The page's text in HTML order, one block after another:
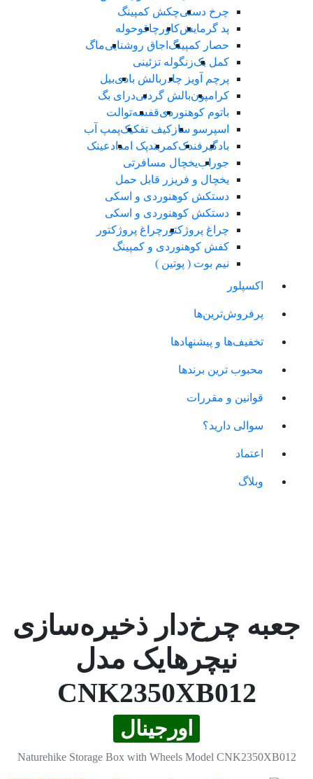
چرخ دستیچکش کمپینگ
پد گرمایشکاور چاقوحوله
حصار کمپینگ اجاق روشناییماگ
کمل بکزنگوله تزئینی
پرچم آویز چادر بالش بادیبیل
کرامپونبالش گردنیدرای بگ
باتوم کوهنوردیقفسهتوالت
اسپرسو ساز کیف تفکیکپمپ آب
بادگیر فندککمربندپک امدادعینک
جورابیخچال مسافرتی
یخچال و فریزر قابل حمل
دستکش کوهنوردی و اسکی
دستکش کوهنوردی و اسکی
چراغ پروژکتور چراغ پروژکتور
کفش کوهنوردی و کمپینگ
نیم بوت ( پوتین )
اکسپلور
پرفروش‌ترین‌ها
تخفیف‌ها و پیشنهادها
محبوب ترین برندها
قوانین و مقررات
سوالی دارید؟
اعتماد
وبلاگ
جعبه چرخ‌دار ذخیره‌سازی
نیچرهایک مدل
CNK2350XB012
اورجینال
Naturehike Storage Box with Wheels Model CNK2350XB012